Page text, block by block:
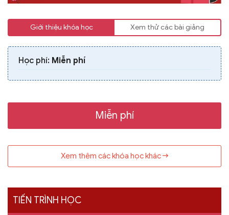
Giới thiệu khóa học Xem thử các bài giảng
Học phí: Miễn phí
Miễn phí
Xem thêm các khóa học khác
TIẾN TRÌNH HỌC